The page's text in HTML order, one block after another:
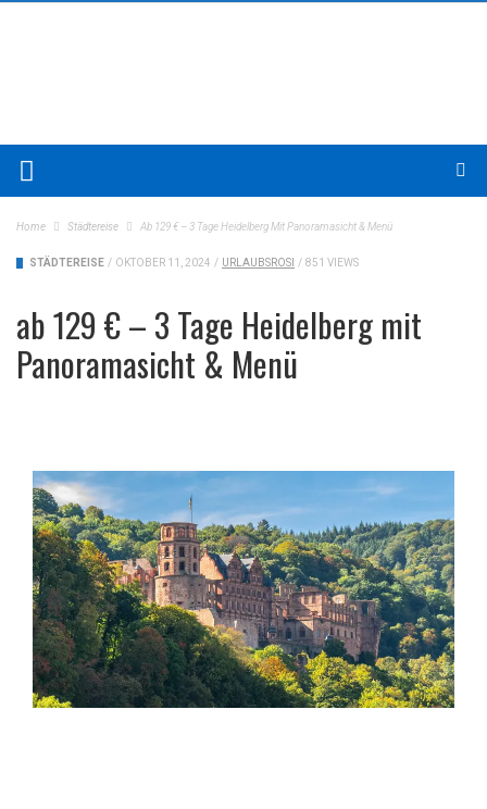
Home Städtereise Ab 129 € – 3 Tage Heidelberg Mit Panoramasicht & Menü
STÄDTEREISE / OKTOBER 11, 2024 / URLAUBSROSI / 851 VIEWS
ab 129 € – 3 Tage Heidelberg mit
Panoramasicht & Menü